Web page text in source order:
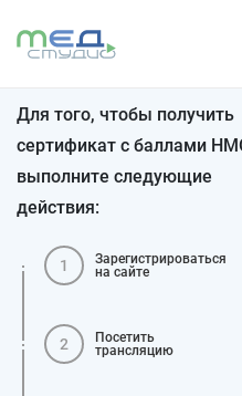
Для того, чтобы получить
сертификат с баллами
выполните следующие
действия:
1
Зарегистрироваться
на сайте
2
Посетить
трансляцию